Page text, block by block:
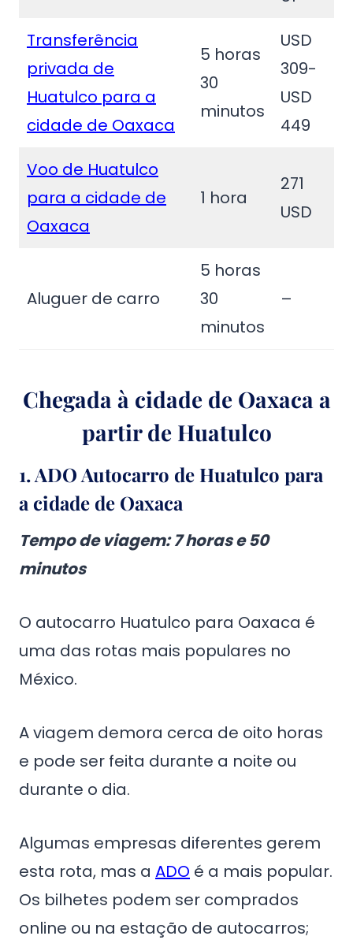
Transferência
privada de
Huatulco para a
cidade de Oaxaca
5 horas
30
minutos
USD
309-
USD
449
Voo de Huatulco
para a cidade de
Oaxaca
1 hora
271
USD
Aluguer de carro
5 horas
30
minutos
–
Chegada à cidade de Oaxaca a
partir de Huatulco
1.ADO Autocarro de Huatulco para
a cidade de Oaxaca
Tempo de viagem: 7 horas e 50
minutos
O autocarro Huatulco para Oaxaca é
uma das rotas mais populares no
México.
A viagem demora cerca de oito horas
e pode ser feita durante a noite ou
durante o dia.
Algumas empresas diferentes gerem
esta rota, mas a ADO é a mais popular.
Os bilhetes podem ser comprados
online ou na estação de autocarros;